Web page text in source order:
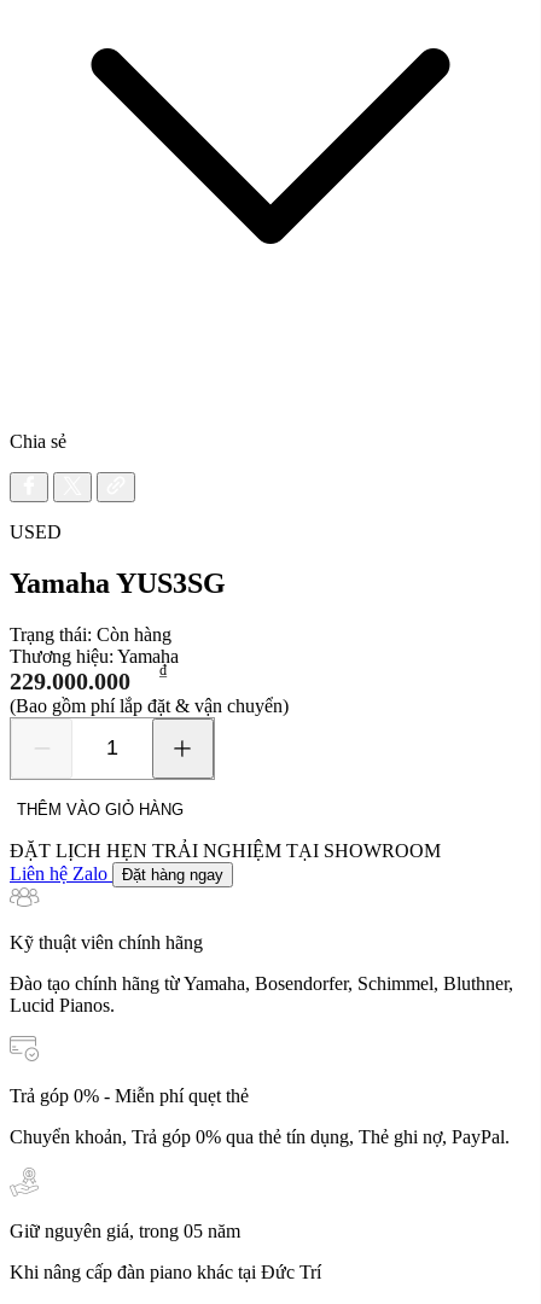
Chia sẻ
USED
Yamaha YUS3SG
Trạng thái: Còn hàng
Thương hiệu: Yamaha
229.000.000 ₫
(Bao gồm phí lắp đặt & vận chuyển)
YUS3SG
số
lượng
THÊM VÀO GIỎ HÀNG
ĐẶT LỊCH HẸN TRẢI NGHIỆM TẠI SHOWROOM
Liên hệ Zalo
Đặt hàng ngay
Kỹ thuật viên chính hãng
Đào tạo chính hãng từ Yamaha, Bosendorfer, Schimmel, Bluthner,
Lucid Pianos.
Trả góp 0% - Miễn phí quẹt thẻ
Chuyển khoản, Trả góp 0% qua thẻ tín dụng, Thẻ ghi nợ, PayPal.
Giữ nguyên giá, trong 05 năm
Khi nâng cấp đàn piano khác tại Đức Trí